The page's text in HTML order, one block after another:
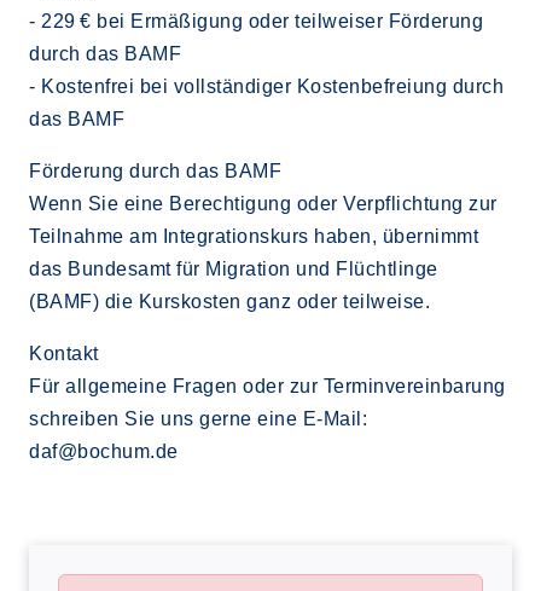
- 229 € bei Ermäßigung oder teilweiser Förderung
durch das BAMF
- Kostenfrei bei vollständiger Kostenbefreiung durch
das BAMF
Förderung durch das BAMF
Wenn Sie eine Berechtigung oder Verpflichtung zur
Teilnahme am Integrationskurs haben, übernimmt
das Bundesamt für Migration und Flüchtlinge
(BAMF) die Kurskosten ganz oder teilweise.
Kontakt
Für allgemeine Fragen oder zur Terminvereinbarung
schreiben Sie uns gerne eine E-Mail:
daf@bochum.de